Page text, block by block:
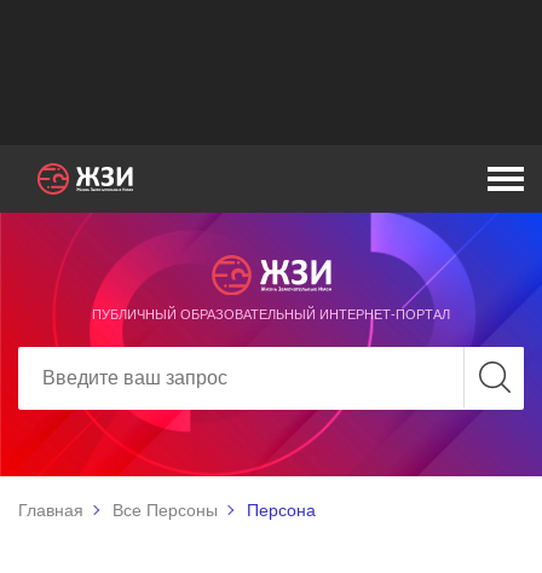
ПУБЛИЧНЫЙ ОБРАЗОВАТЕЛЬНЫЙ ИНТЕРНЕТ-ПОРТАЛ
Главная Все Персоны Персона